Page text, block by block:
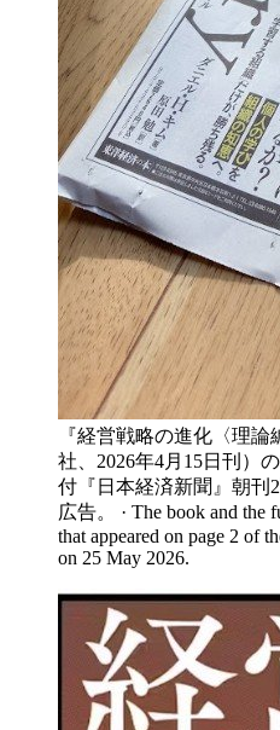
『経営戦略の進化〈理
社、2026年4月15日刊）
付『日本経済新聞』朝刊
広告。 · The book and the
that appeared on page 2 of
on 25 May 2026.